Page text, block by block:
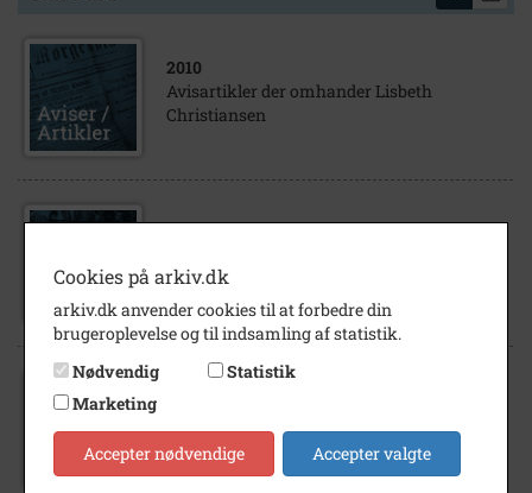
2010
Avisartikler der omhander Lisbeth
Christiansen
Sæby-Hallenslev Friskole
Marius og Anna Hansen
Cookies på arkiv.dk
arkiv.dk anvender cookies til at forbedre din
brugeroplevelse og til indsamling af statistik.
Nødvendig
Statistik
Marketing
Accepter nødvendige Accepter valgte